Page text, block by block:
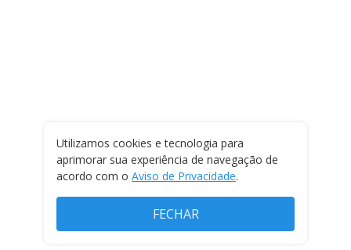
Utilizamos cookies e tecnologia para
aprimorar sua experiência de navegação de
acordo com o Aviso de Privacidade.
FECHAR